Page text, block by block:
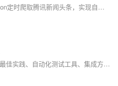
在信息爆炸时代，本文教你用Python定时爬取腾讯新闻头条，实现自动化监控。涵盖请求、解析、存储、去重、代理及异常通知，助你构建高效新闻采集系统，适用于金融、电商、媒体等场景。（238字）
自动化测试用例的覆盖度及关键点最佳实践、自动化测试工具、集成方法、自动化脚本编写等（兼容多语言（Java、Python、Go、C++、C#等）、多框架（Spring、React、Vue等））